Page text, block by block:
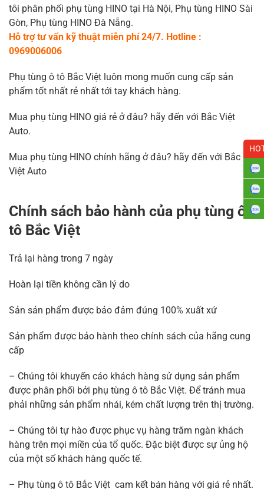
tôi phân phối phụ tùng HINO tại Hà Nội, Phụ tùng HINO Sài
Gòn, Phụ tùng HINO Đà Nẵng.
Hỗ trợ tư vấn kỹ thuật miễn phí 24/7. Hotline :
0969006006
Phụ tùng ô tô Bắc Việt luôn mong muốn cung cấp sản
phẩm tốt nhất rẻ nhất tới tay khách hàng.
Mua phụ tùng HINO giá rẻ ở đâu? hãy đến với Bắc Việt
Auto.
Mua phụ tùng HINO chính hãng ở đâu? hãy đến với Bắc
Việt Auto
Chính sách bảo hành của phụ tùng ô
tô Bắc Việt
Trả lại hàng trong 7 ngày
Hoàn lại tiền không cần lý do
Sản sản phẩm được bảo đảm đúng 100% xuất xứ
Sản phẩm được bảo hành theo chính sách của hãng cung
cấp
– Chúng tôi khuyến cáo khách hàng sử dụng sản phẩm
được phân phối bởi phụ tùng ô tô Bắc Việt. Để tránh mua
phải những sản phẩm nhái, kém chất lượng trên thị trường.
– Chúng tôi tự hào được phục vụ hàng trăm ngàn khách
hàng trên mọi miền của tổ quốc. Đặc biệt được sự ủng hộ
của một số khách hàng quốc tế.
– Phụ tùng ô tô Bắc Việt cam kết bán hàng với giá rẻ nhất.